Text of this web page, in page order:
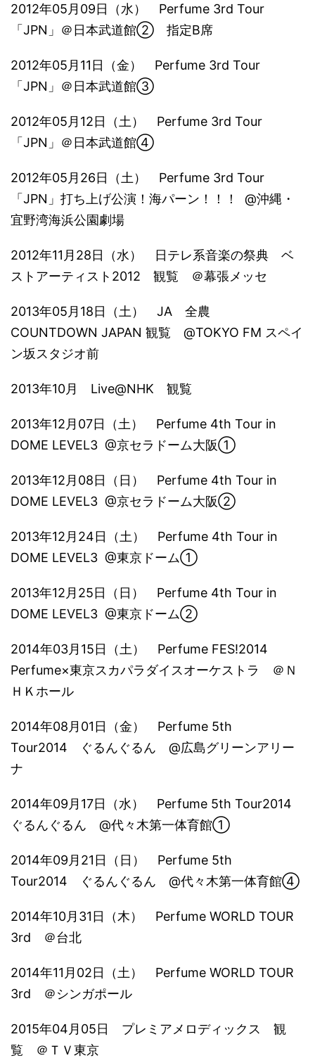
2012年05月09日（水） Perfume 3rd Tour
「JPN」＠日本武道館② 指定B席
2012年05月11日（金） Perfume 3rd Tour
「JPN」＠日本武道館③
2012年05月12日（土） Perfume 3rd Tour
「JPN」＠日本武道館④
2012年05月26日（土） Perfume 3rd Tour
「JPN」打ち上げ公演！海パーン！！！ @沖縄・
宜野湾海浜公園劇場
2012年11月28日（水） 日テレ系音楽の祭典 ベ
ストアーティスト2012 観覧 ＠幕張メッセ
2013年05月18日（土） JA 全農
COUNTDOWN JAPAN 観覧 @TOKYO FM スペイ
ン坂スタジオ前
2013年10月 Live@NHK 観覧
2013年12月07日（土） Perfume 4th Tour in
DOME LEVEL3 @京セラドーム大阪①
2013年12月08日（日） Perfume 4th Tour in
DOME LEVEL3 @京セラドーム大阪②
2013年12月24日（土） Perfume 4th Tour in
DOME LEVEL3 @東京ドーム①
2013年12月25日（日） Perfume 4th Tour in
DOME LEVEL3 @東京ドーム②
2014年03月15日（土） Perfume FES!2014
Perfume×東京スカパラダイスオーケストラ ＠Ｎ
ＨＫホール
2014年08月01日（金） Perfume 5th
Tour2014 ぐるんぐるん @広島グリーンアリー
ナ
2014年09月17日（水） Perfume 5th Tour2014
ぐるんぐるん @代々木第一体育館①
2014年09月21日（日） Perfume 5th
Tour2014 ぐるんぐるん @代々木第一体育館④
2014年10月31日（木） Perfume WORLD TOUR
3rd ＠台北
2014年11月02日（土） Perfume WORLD TOUR
3rd ＠シンガポール
2015年04月05日 プレミアメロディックス 観
覧 ＠ＴＶ東京